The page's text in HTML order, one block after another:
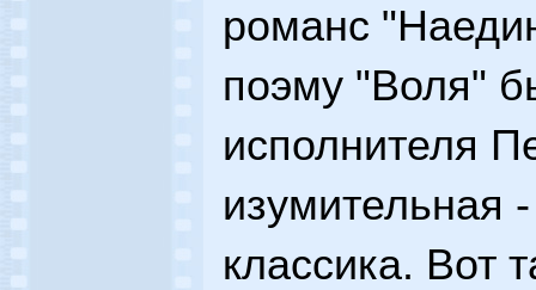
романс
поэму "Воля"
исполнителя
изумительная
классика. Вот